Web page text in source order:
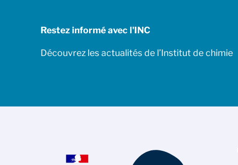
Restez informé avec l'INC
Découvrez les actualités de l’Institut de chimie